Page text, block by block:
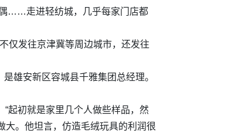
……走进轻纺城，几乎每家门店都
仅发往京津冀等周边城市，还发往
雄安新区容城县千雅集团总经理。
起初就是家里几个人做些样品，然
大。他坦言，仿造毛绒玩具的利润很